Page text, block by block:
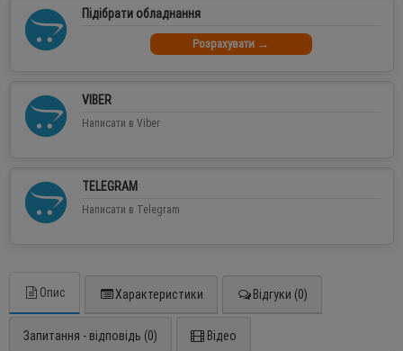
Підібрати обладнання
Розрахувати →
VIBER
Написати в Viber
TELEGRAM
Написати в Telegram
Опис Характеристики Відгуки (0)
Запитання - відповідь (0) Відео